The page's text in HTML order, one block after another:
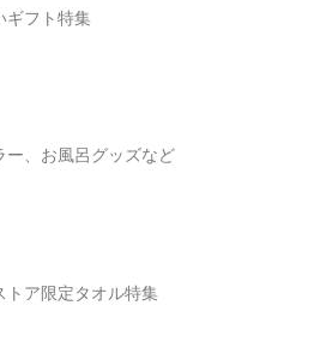
ギフト特集
ー、お風呂グッズなど
トア限定タオル特集